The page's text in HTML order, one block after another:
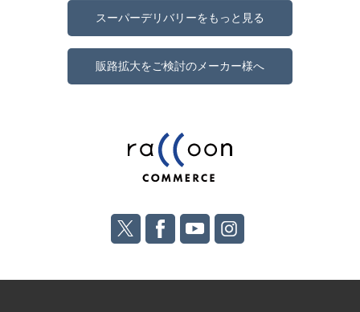
スーパーデリバリーをもっと見る
販路拡大をご検討のメーカー様へ